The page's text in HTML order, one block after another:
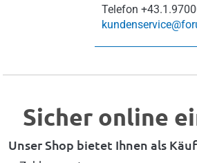
Telefon
Sicher online
Unser Shop bietet Ihnen als